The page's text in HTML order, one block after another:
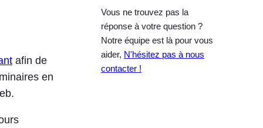
Portuguese
Polish
afin de
en
Vous ne trouvez pas la
réponse à votre question ?
Notre équipe est là pour vous
aider, N'hésitez pas à nous
contacter !